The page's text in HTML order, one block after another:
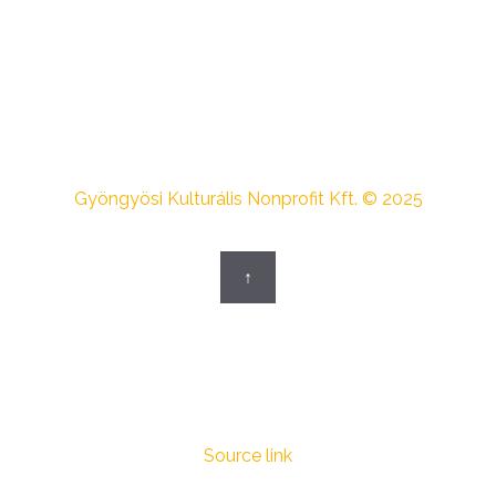
Gyöngyösi Kulturális Nonprofit Kft. © 2025
↑
Source link